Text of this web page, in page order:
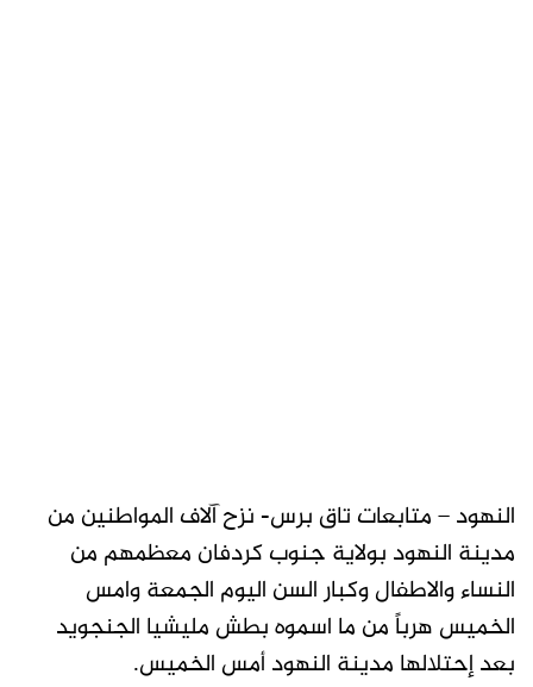
النهود – متابعات تاق برس- نزح آلاف المواطنين من
مدينة النهود بولاية جنوب كردفان معظمهم من
النساء والاطفال وكبار السن اليوم الجمعة وامس
الخميس هرباً من ما اسموه بطش مليشيا الجنجويد
بعد إحتلالها مدينة النهود أمس الخميس.